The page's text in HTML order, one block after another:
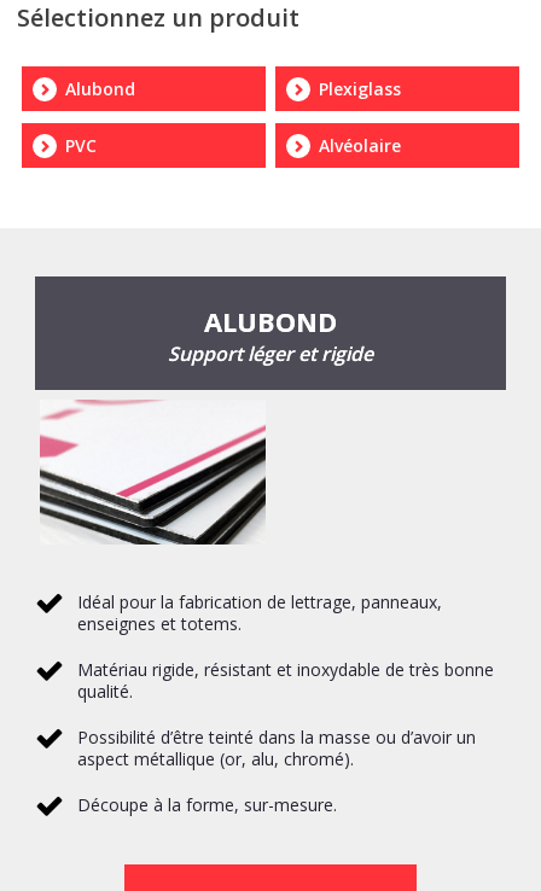
Sélectionnez un produit
Alubond Plexiglass
PVC Alvéolaire
ALUBOND
Support léger et rigide
Idéal pour la fabrication de lettrage, panneaux,
enseignes et totems.
Matériau rigide, résistant et inoxydable de très bonne
qualité.
Possibilité d’être teinté dans la masse ou d’avoir un
aspect métallique (or, alu, chromé).
Découpe à la forme, sur-mesure.